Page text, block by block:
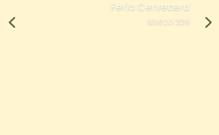
Feria Cervecera
SEVECO 2019